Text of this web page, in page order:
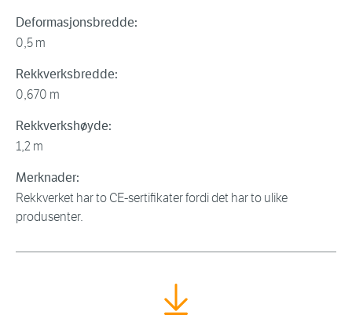
Deformasjonsbredde:
0,5 m
Rekkverksbredde:
0,670 m
Rekkverkshøyde:
1,2 m
Merknader:
Rekkverket har to CE-sertifikater fordi det har to ulike
produsenter.